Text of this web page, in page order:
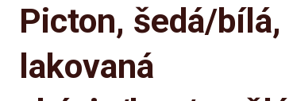
Picton, šedá/bílá,
lakovaná